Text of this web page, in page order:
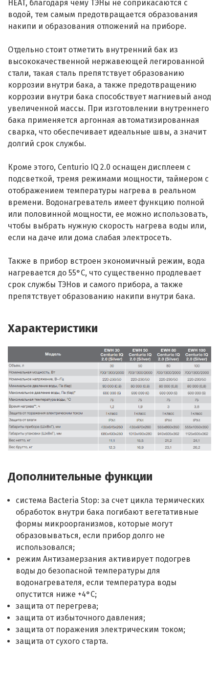
HEAT, благодаря чему ТЭНы не соприкасаются с
водой, тем самым предотвращается образования
накипи и образования отложений на приборе.
Отдельно стоит отметить внутренний бак из
высококачественной нержавеющей легированной
стали, такая сталь препятствует образованию
коррозии внутри бака, а также предотвращению
коррозии внутри бака способствует магниевый анод
увеличенной массы. При изготовлении внутреннего
бака применяется аргонная автоматизированная
сварка, что обеспечивает идеальные швы, а значит
долгий срок службы.
Кроме этого, Centurio IQ 2.0 оснащен дисплеем с
подсветкой, тремя режимами мощности, таймером с
отображением температуры нагрева в реальном
времени. Водонагреватель имеет функцию полной
или половинной мощности, ее можно использовать,
чтобы выбрать нужную скорость нагрева воды или,
если на даче или дома слабая электросеть.
Также в прибор встроен экономичный режим, вода
нагревается до 55°С, что существенно продлевает
срок службы ТЭНов и самого прибора, а также
препятствует образованию накипи внутри бака.
Характеристики
Дополнительные функции
система Bacteria Stop: за счет цикла термических
обработок внутри бака погибают вегетативные
формы микроорганизмов, которые могут
образовываться, если прибор долго не
использовался;
режим Антизамерзания активирует подогрев
воды до безопасной температуры для
водонагревателя, если температура воды
опустится ниже +4°С;
защита от перегрева;
защита от избыточного давления;
защита от поражения электрическим током;
защита от сухого старта.